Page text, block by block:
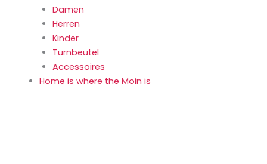
Damen
Herren
Kinder
Turnbeutel
Accessoires
Home is where the Moin is